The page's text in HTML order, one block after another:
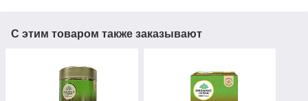
С этим товаром также заказывают